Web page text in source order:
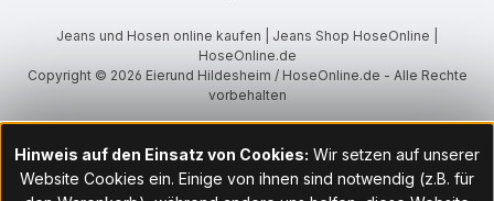
Jeans und Hosen online kaufen | Jeans Shop HoseOnline |
HoseOnline.de
Copyright © 2026 Eierund Hildesheim / HoseOnline.de - Alle Rechte
vorbehalten
Hinweis auf den Einsatz von Cookies: Wir setzen auf unserer
Website Cookies ein. Einige von ihnen sind notwendig (z.B. für